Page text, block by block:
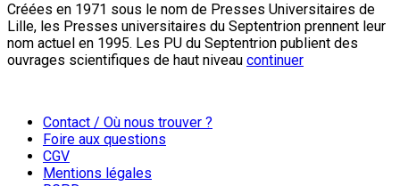
Créées en 1971 sous le nom de Presses Universitaires de
Lille, les Presses universitaires du Septentrion prennent leur
nom actuel en 1995. Les PU du Septentrion publient des
ouvrages scientifiques de haut niveau continuer
Contact / Où nous trouver ?
Foire aux questions
CGV
Mentions légales